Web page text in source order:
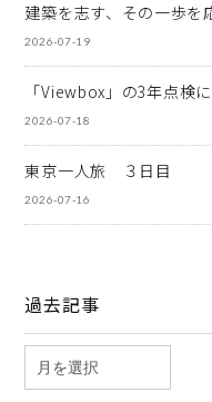
建築を志す、その一歩を
2026-07-19
「Viewbox」の3年点検
2026-07-18
東京一人旅 ３日目
2026-07-16
過去記事